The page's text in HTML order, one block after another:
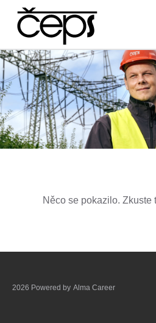
Něco se pokazilo. Zkuste
2026 Powered by Alma Career